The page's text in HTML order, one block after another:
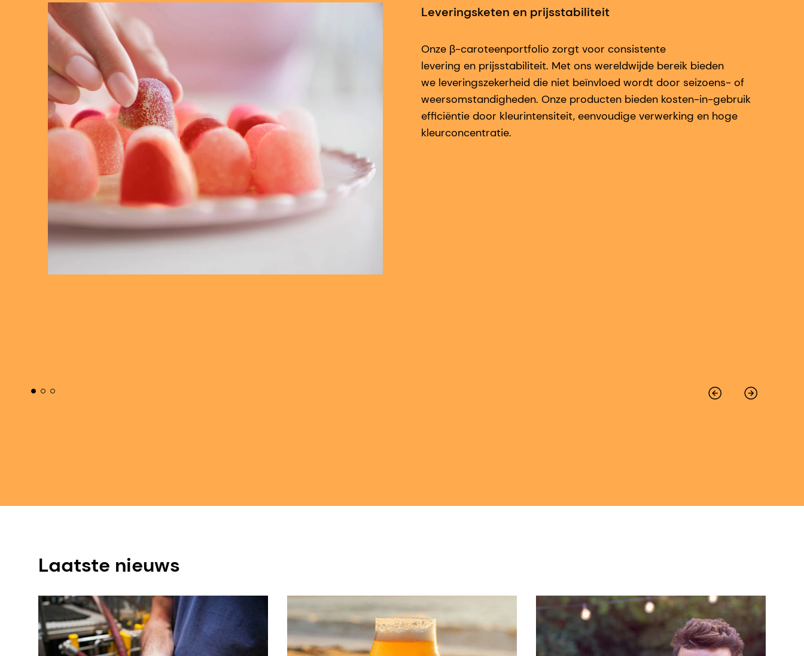
Leveringsketen en prijsstabiliteit
Onze β-caroteenportfolio zorgt voor consistente
levering en prijsstabiliteit. Met ons wereldwijde bereik bieden
we leveringszekerheid die niet beïnvloed wordt door seizoens- of
weersomstandigheden. Onze producten bieden kosten-in-gebruik
efficiëntie door kleurintensiteit, eenvoudige verwerking en hoge
kleurconcentratie.
Laatste nieuws